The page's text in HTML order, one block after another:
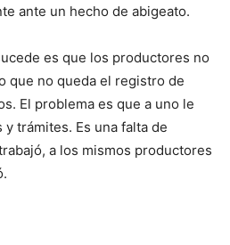
ante un hecho de abigeato.
es que los productores no
que no queda el registro de
El problema es que a uno le
trámites. Es una falta de
a los mismos productores